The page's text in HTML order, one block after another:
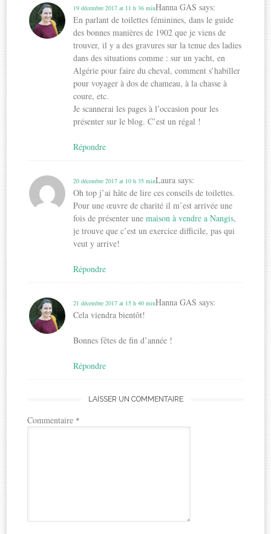
Hanna GAS says:
19 décembre 2017 at 11 h 36 min
En parlant de toilettes féminines, dans le guide
des bonnes manières de 1902 que je viens de
trouver, il y a des gravures sur la tenue des ladies
dans des situations comme : sur un yacht, en
Algérie pour faire du cheval, comment s’habiller
pour voyager à dos de chameau, à la chasse à
coure, etc.
Je scannerai les pages à l’occasion pour les
présenter sur le blog. C’est un régal !
Répondre
Laura says:
20 décembre 2017 at 10 h 35 min
Oh top j’ai hâte de lire ces conseils de toilettes.
Pour une œuvre de charité il m’est arrivée une
fois de présenter unemaison à vendre a Nangis,
je trouve que c’est un exercice difficile, pas qui
veut y arrive!
Répondre
Hanna GAS says:
21 décembre 2017 at 15 h 40 min
Cela viendra bientôt!
Bonnes fêtes de fin d’année !
Répondre
LAISSER UN COMMENTAIRE
Commentaire *